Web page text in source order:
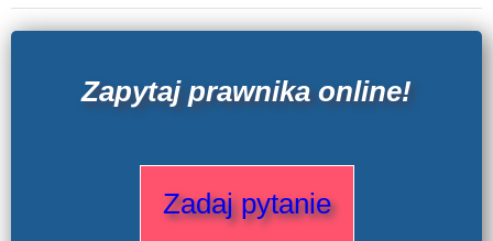
Zapytaj prawnika online!
Zadaj pytanie